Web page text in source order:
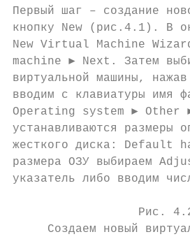
Первый шаг – создание
кнопку New (рис.4.1). В
New Virtual Machine
machine ► Next. Затем
виртуальной машины,
вводим с клавиатуры имя
Operating system ► Other
устанавливаются размеры
жесткого диска: Default
размера ОЗУ выбираем
указатель либо вводим
Рис.
Создаем новый